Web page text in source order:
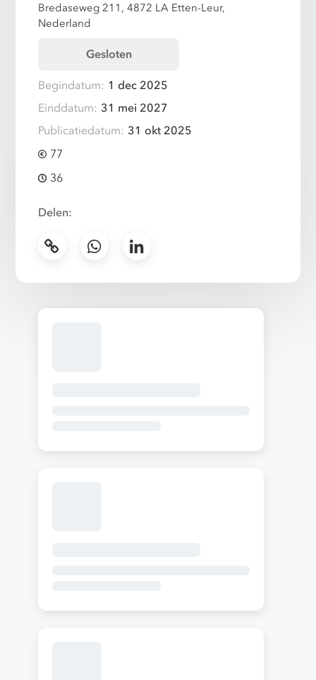
Bredaseweg 211, 4872 LA Etten-Leur,
Nederland
Gesloten
Begindatum: 1 dec 2025
Einddatum: 31 mei 2027
Publicatiedatum: 31 okt 2025
77
36
Delen: